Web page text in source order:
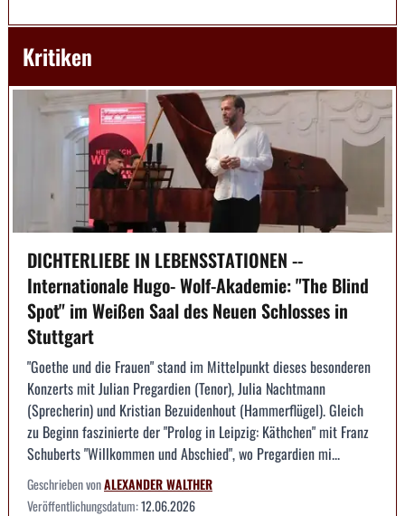
Kritiken
DICHTERLIEBE IN LEBENSSTATIONEN --
Internationale Hugo- Wolf-Akademie: "The Blind
Spot" im Weißen Saal des Neuen Schlosses in
Stuttgart
"Goethe und die Frauen" stand im Mittelpunkt dieses besonderen
Konzerts mit Julian Pregardien (Tenor), Julia Nachtmann
(Sprecherin) und Kristian Bezuidenhout (Hammerflügel). Gleich
zu Beginn faszinierte der "Prolog in Leipzig: Käthchen" mit Franz
Schuberts "Willkommen und Abschied", wo Pregardien mi...
Geschrieben vonALEXANDER WALTHER
Veröffentlichungsdatum:12.06.2026